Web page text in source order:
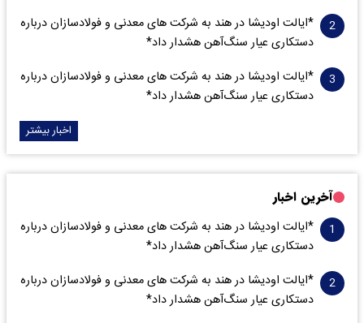
*ایالت اودیشا در هند به شرکت های معدنی و فولادسازان درباره
دستکاری عیار سنگ‌آهن هشدار داد*
*ایالت اودیشا در هند به شرکت های معدنی و فولادسازان درباره
دستکاری عیار سنگ‌آهن هشدار داد*
اخبار بیشتر
آخرین اخبار
*ایالت اودیشا در هند به شرکت های معدنی و فولادسازان درباره
دستکاری عیار سنگ‌آهن هشدار داد*
*ایالت اودیشا در هند به شرکت های معدنی و فولادسازان درباره
دستکاری عیار سنگ‌آهن هشدار داد*